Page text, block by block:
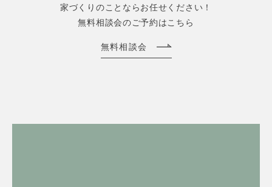
家づくりのことならお任せください！
無料相談会のご予約はこちら
無料相談会